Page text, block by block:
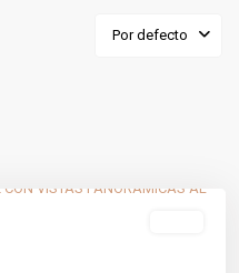
Por defecto